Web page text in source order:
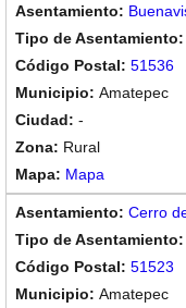
51536
Amatepec
-
Rural
Mapa
Cerro
51523
Amatepec